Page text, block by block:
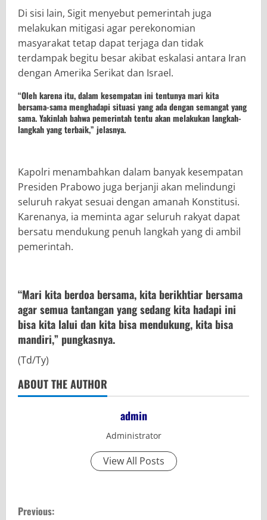
Di sisi lain, Sigit menyebut pemerintah juga
melakukan mitigasi agar perekonomian
masyarakat tetap dapat terjaga dan tidak
terdampak begitu besar akibat eskalasi antara Iran
dengan Amerika Serikat dan Israel.
“Oleh karena itu, dalam kesempatan ini tentunya mari kita
bersama-sama menghadapi situasi yang ada dengan semangat yang
sama. Yakinlah bahwa pemerintah tentu akan melakukan langkah-
langkah yang terbaik,” jelasnya.
Kapolri menambahkan dalam banyak kesempatan
Presiden Prabowo juga berjanji akan melindungi
seluruh rakyat sesuai dengan amanah Konstitusi.
Karenanya, ia meminta agar seluruh rakyat dapat
bersatu mendukung penuh langkah yang di ambil
pemerintah.
“Mari kita berdoa bersama, kita berikhtiar bersama
agar semua tantangan yang sedang kita hadapi ini
bisa kita lalui dan kita bisa mendukung, kita bisa
mandiri,” pungkasnya.
(Td/Ty)
ABOUT THE AUTHOR
admin
Administrator
View All Posts
C
Previous: